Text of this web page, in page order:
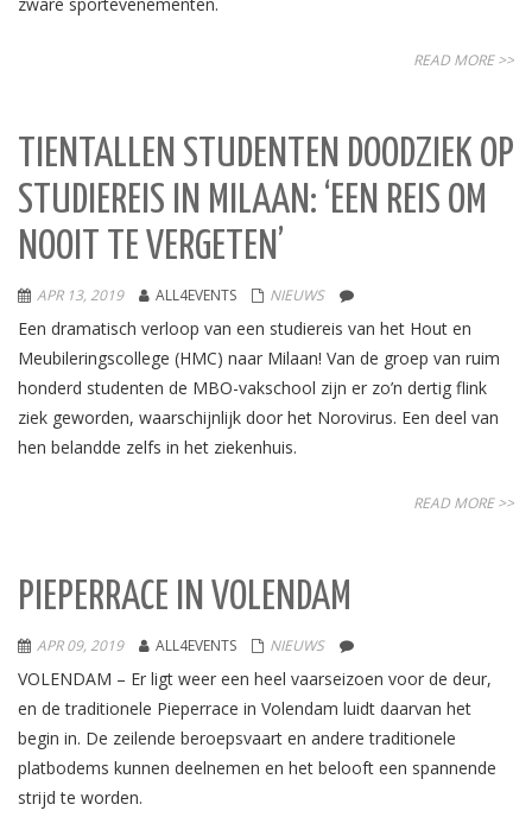
READ MORE >>
TIENTALLEN STUDENTEN DOODZIEK OP
STUDIEREIS IN MILAAN: ‘EEN REIS OM
NOOIT TE VERGETEN’
APR 13, 2019 ALL4EVENTS NIEUWS
Een dramatisch verloop van een studiereis van het Hout en
Meubileringscollege (HMC) naar Milaan! Van de groep van ruim
honderd studenten de MBO-vakschool zijn er zo’n dertig flink
ziek geworden, waarschijnlijk door het Norovirus. Een deel van
hen belandde zelfs in het ziekenhuis.
READ MORE >>
PIEPERRACE IN VOLENDAM
APR 09, 2019 ALL4EVENTS NIEUWS
VOLENDAM – Er ligt weer een heel vaarseizoen voor de deur,
en de traditionele Pieperrace in Volendam luidt daarvan het
begin in. De zeilende beroepsvaart en andere traditionele
platbodems kunnen deelnemen en het belooft een spannende
strijd te worden.